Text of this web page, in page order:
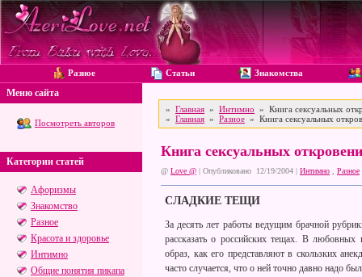
Разное Статьи Знакомства
Меню сайта
Посмотреть авторов
Категории статей
Афоризмы
Знакомство
Разное
Красота и здоровье
Интимно
Общие понятия пикапа
» Главная » Интимно » Книга сексуальных
» Главная » Разное » Книга сексуальных
Книга сексуальных
@ Love @ | Опубликовано 12/19/2004 | Интимно Разное
СЛАДКИЕ ТЕЩИ
За десять лет работы ведущим брачной
рассказать о российских тещах. В
образ, как его представляют в скользких
часто случается, что о ней точно давно надо